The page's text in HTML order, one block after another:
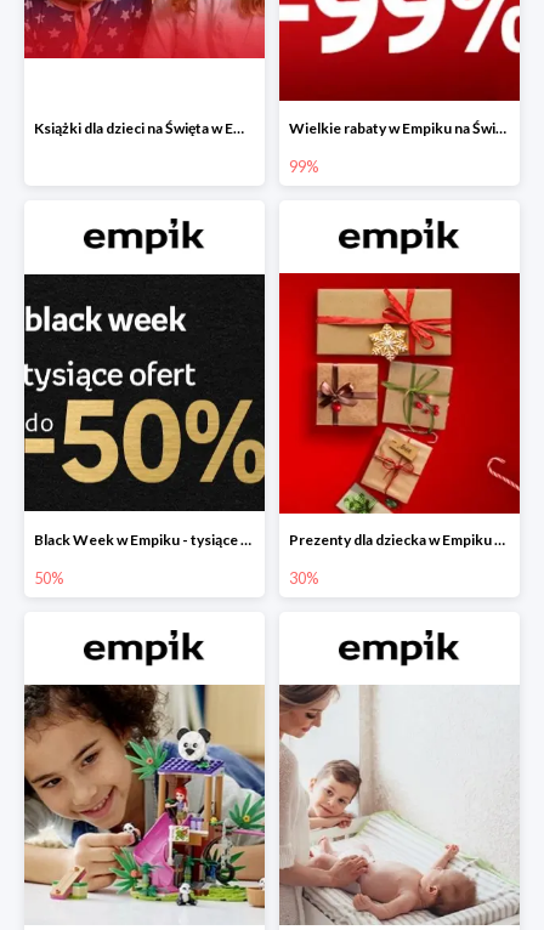
Książki dla dzieci na Święta w Empiku do -40% Wielkie rabaty w Empiku na Święta - piąty produkt -99%
99%
Black Week w Empiku - tysiące produktów do -50%
50%
Prezenty dla dziecka w Empiku do -30%
30%